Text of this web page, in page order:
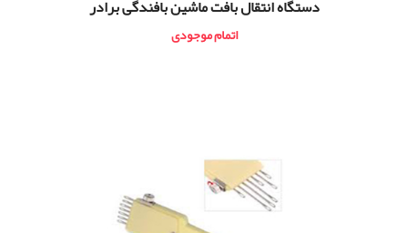
دستگاه انتقال بافت ماشین بافندگی برادر
اتمام موجودی